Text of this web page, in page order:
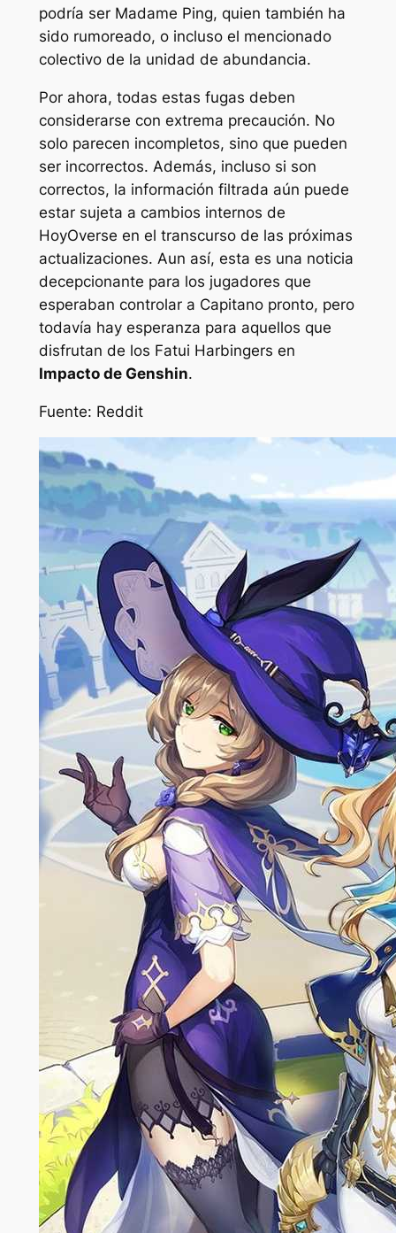
podría ser Madame Ping, quien también ha
sido rumoreado, o incluso el mencionado
colectivo de la unidad de abundancia.
Por ahora, todas estas fugas deben
considerarse con extrema precaución. No
solo parecen incompletos, sino que pueden
ser incorrectos. Además, incluso si son
correctos, la información filtrada aún puede
estar sujeta a cambios internos de
HoyOverse en el transcurso de las próximas
actualizaciones. Aun así, esta es una noticia
decepcionante para los jugadores que
esperaban controlar a Capitano pronto, pero
todavía hay esperanza para aquellos que
disfrutan de los Fatui Harbingers en
Impacto de Genshin.
Fuente: Reddit